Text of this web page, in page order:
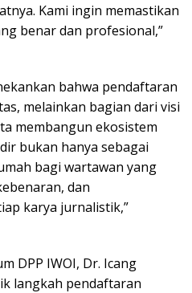
Kami ingin memastikan
benar dan profesional,”
bahwa pendaftaran
melainkan bagian dari visi
membangun ekosistem
bukan hanya sebagai
bagi wartawan yang
dan
karya jurnalistik,”
DPP IWOI, Dr. Icang
langkah pendaftaran